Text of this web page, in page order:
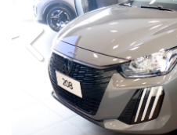
Previous